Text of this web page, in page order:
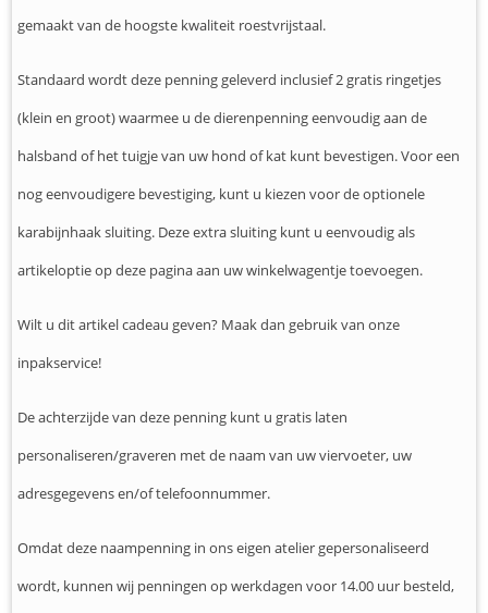
gemaakt van de hoogste kwaliteit roestvrijstaal.
Standaard wordt deze penning geleverd inclusief 2 gratis ringetjes
(klein en groot) waarmee u de dierenpenning eenvoudig aan de
halsband of het tuigje van uw hond of kat kunt bevestigen. Voor een
nog eenvoudigere bevestiging, kunt u kiezen voor de optionele
karabijnhaak sluiting. Deze extra sluiting kunt u eenvoudig als
artikeloptie op deze pagina aan uw winkelwagentje toevoegen.
Wilt u dit artikel cadeau geven? Maak dan gebruik van onze
inpakservice!
De achterzijde van deze penning kunt u gratis laten
personaliseren/graveren met de naam van uw viervoeter, uw
adresgegevens en/of telefoonnummer.
Omdat deze naampenning in ons eigen atelier gepersonaliseerd
wordt, kunnen wij penningen op werkdagen voor 14.00 uur besteld,